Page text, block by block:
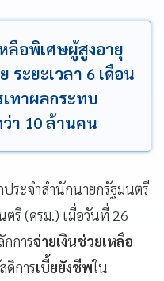
ลือพิเศษผู้สูงอายุ
ระยะเวลา 6 เดือน
เทาผลกระทบ
า 10 ล้านคน
ประจำสำนักนายกรัฐมนตรี
รี (ครม.) เมื่อวันที่ 26
การจ่ายเงินช่วยเหลือ
ดิการเบี้ยยังชีพใน